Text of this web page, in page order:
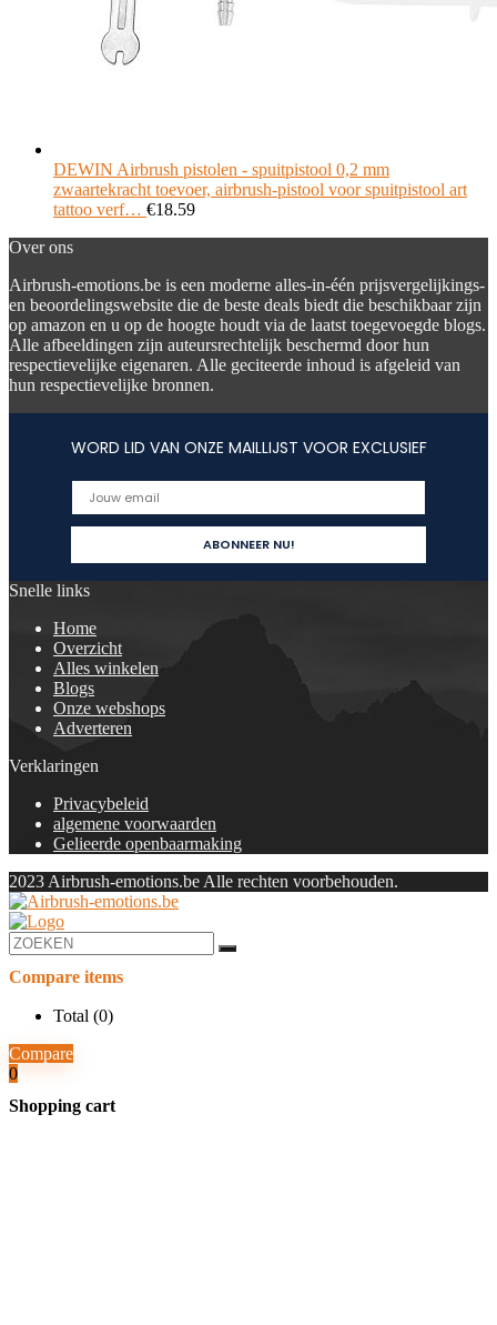
DEWIN Airbrush pistolen - spuitpistool 0,2 mm
zwaartekracht toevoer, airbrush-pistool voor spuitpistool art
tattoo verf… €18.59
Over ons
Airbrush-emotions.be is een moderne alles-in-één prijsvergelijkings-
en beoordelingswebsite die de beste deals biedt die beschikbaar zijn
op amazon en u op de hoogte houdt via de laatst toegevoegde blogs.
Alle afbeeldingen zijn auteursrechtelijk beschermd door hun
respectievelijke eigenaren. Alle geciteerde inhoud is afgeleid van
hun respectievelijke bronnen.
WORD LID VAN ONZE MAILLIJST VOOR EXCLUSIEF
Snelle links
Home
Overzicht
Alles winkelen
Blogs
Onze webshops
Adverteren
Verklaringen
Privacybeleid
algemene voorwaarden
Gelieerde openbaarmaking
2023 Airbrush-emotions.be Alle rechten voorbehouden.
Compare items
Total (0)
Compare
0
Shopping cart